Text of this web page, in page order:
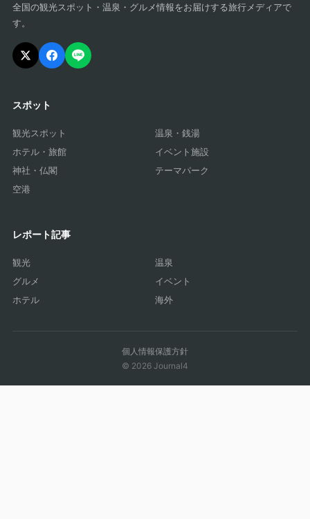
全国の観光スポット・温泉・グルメ情報をお届けする旅行メディアで
す。
スポット
観光スポット
温泉・銭湯
ホテル・旅館
イベント施設
神社・仏閣
テーマパーク
空港
レポート記事
観光
温泉
グルメ
イベント
ホテル
海外
個人情報保護方針
© 2026 Journal4